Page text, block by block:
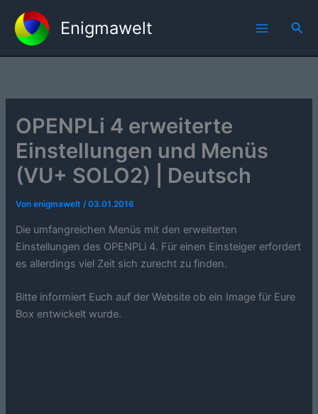
Inhalt
springen
Enigmawelt
OPENPLi 4 erweiterte
Einstellungen und Menüs
(VU+ SOLO2) | Deutsch
Vonenigmawelt/03.01.2016
Die umfangreichen Menüs mit den erweiterten
Einstellungen des OPENPLi 4. Für einen Einsteiger erfordert
es allerdings viel Zeit sich zurecht zu finden.
Bitte informiert Euch auf der Website ob ein Image für Eure
Box entwickelt wurde.